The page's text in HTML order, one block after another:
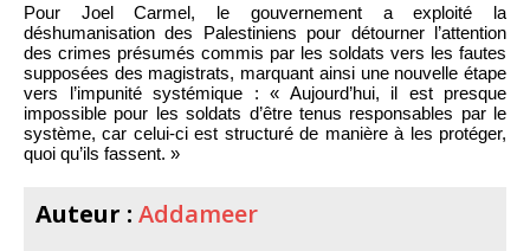
Pour Joel Carmel, le gouvernement a exploité la
déshumanisation des Palestiniens pour détourner l’attention
des crimes présumés commis par les soldats vers les fautes
supposées des magistrats, marquant ainsi une nouvelle étape
vers l’impunité systémique : « Aujourd’hui, il est presque
impossible pour les soldats d’être tenus responsables par le
système, car celui-ci est structuré de manière à les protéger,
quoi qu’ils fassent. »
Auteur : Addameer